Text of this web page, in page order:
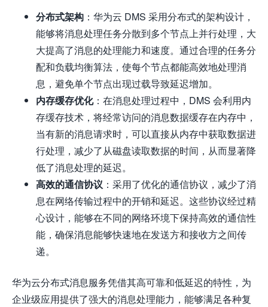
分布式架构 ：华为云 DMS 采用分布式的架构设计，
能够将消息处理任务分散到多个节点上并行处理，大
大提高了消息的处理能力和速度。通过合理的任务分
配和负载均衡算法，使每个节点都能高效地处理消
息，避免单个节点出现过载导致延迟增加。
内存缓存优化：在消息处理过程中，DMS 会利用内
存缓存技术，将经常访问的消息数据缓存在内存中，
当有新的消息请求时，可以直接从内存中获取数据进
行处理，减少了从磁盘读取数据的时间，从而显著降
低了消息处理的延迟。
高效的通信协议 ：采用了优化的通信协议，减少了消
息在网络传输过程中的开销和延迟。这些协议经过精
心设计，能够在不同的网络环境下保持高效的通信性
能，确保消息能够快速地在发送方和接收方之间传
递。
华为云分布式消息服务凭借其高可靠和低延迟的特性，为
企业级应用提供了强大的消息处理能力，能够满足各种复